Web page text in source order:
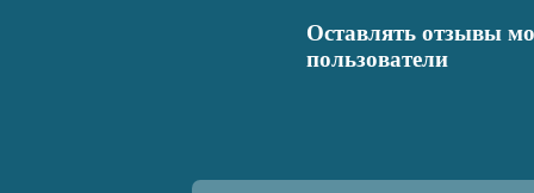
Оставлять отзывы
пользователи